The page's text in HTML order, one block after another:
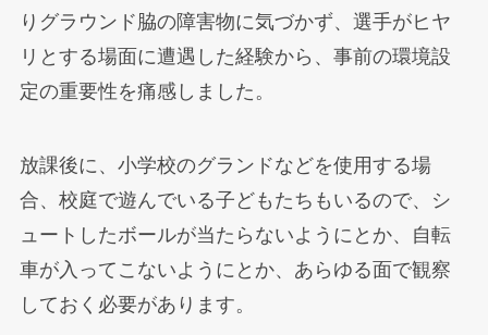
りグラウンド脇の障害物に気づかず、選手がヒヤ
リとする場面に遭遇した経験から、事前の環境設
定の重要性を痛感しました。
放課後に、小学校のグランドなどを使用する場
合、校庭で遊んでいる子どもたちもいるので、シ
ュートしたボールが当たらないようにとか、自転
車が入ってこないようにとか、あらゆる面で観察
しておく必要があります。